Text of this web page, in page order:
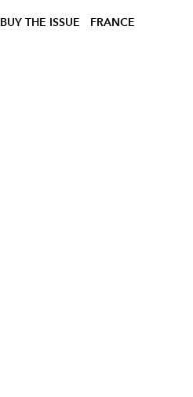
BUY THE ISSUE FRANCE